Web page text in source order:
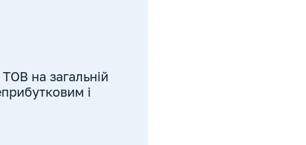
на загальній
і